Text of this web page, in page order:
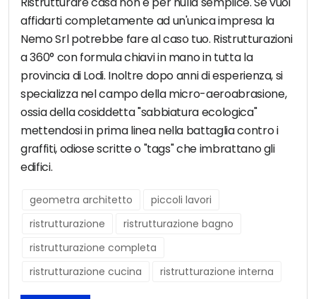
affidarti completamente ad un'unica impresa la
Nemo Srl potrebbe fare al caso tuo. Ristrutturazioni
a 360° con formula chiavi in mano in tutta la
provincia di Lodi. Inoltre dopo anni di esperienza, si
specializza nel campo della micro-aeroabrasione,
ossia della cosiddetta "sabbiatura ecologica"
mettendosi in prima linea nella battaglia contro i
graffiti, odiose scritte o "tags" che imbrattano gli
edifici.
geometra architetto
piccoli lavori
ristrutturazione
ristrutturazione bagno
ristrutturazione completa
ristrutturazione cucina
ristrutturazione interna